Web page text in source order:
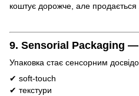
коштує дорожче, але продається
9. Sensorial Packaging —
Упаковка стає сенсорним
✔ soft-touch
✔ текстури